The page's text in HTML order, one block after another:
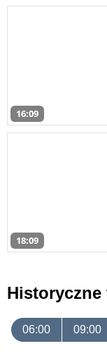
16:09
18:09
Historyczne
06:00 09:00